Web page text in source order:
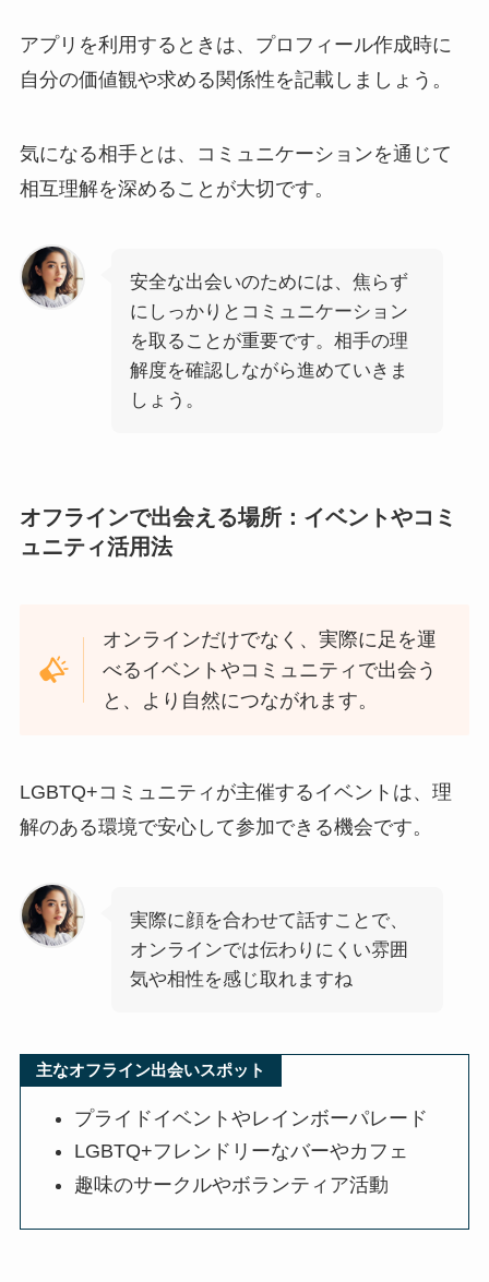
アプリを利用するときは、プロフィール作成時に
自分の価値観や求める関係性を記載しましょう。
気になる相手とは、コミュニケーションを通じて
相互理解を深めることが大切です。
安全な出会いのためには、焦らず
にしっかりとコミュニケーション
を取ることが重要です。相手の理
解度を確認しながら進めていきま
しょう。
オフラインで出会える場所：イベントやコミ
ュニティ活用法
オンラインだけでなく、実際に足を運
べるイベントやコミュニティで出会う
と、より自然につながれます。
LGBTQ+コミュニティが主催するイベントは、理
解のある環境で安心して参加できる機会です。
実際に顔を合わせて話すことで、
オンラインでは伝わりにくい雰囲
気や相性を感じ取れますね
主なオフライン出会いスポット
プライドイベントやレインボーパレード
LGBTQ+フレンドリーなバーやカフェ
趣味のサークルやボランティア活動